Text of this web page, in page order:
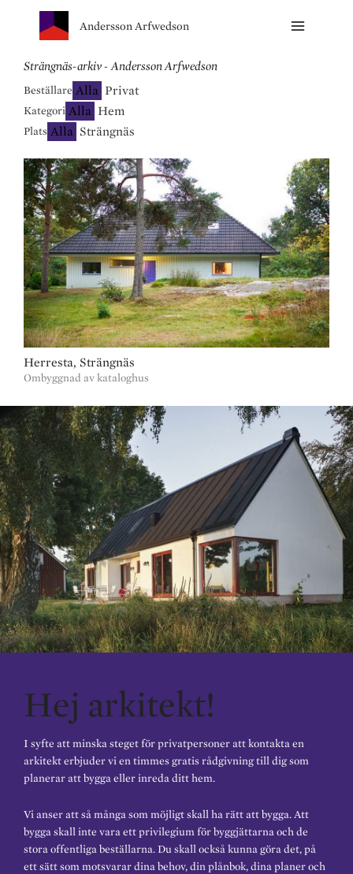
Andersson Arfwedson
Strängnäs-arkiv - Andersson Arfwedson
Beställare Alla Privat
Kategori Alla Hem
Plats Alla Strängnäs
Herresta, Strängnäs
Ombyggnad av kataloghus
Hej arkitekt!
I syfte att minska steget för privatpersoner att kontakta en
arkitekt erbjuder vi en timmes gratis rådgivning till dig som
planerar att bygga eller inreda ditt hem.
Vi anser att så många som möjligt skall ha rätt att bygga. Att
bygga skall inte vara ett privilegium för byggjättarna och de
stora offentliga beställarna. Du skall också kunna göra det, på
ett sätt som motsvarar dina behov, din plånbok, dina planer och